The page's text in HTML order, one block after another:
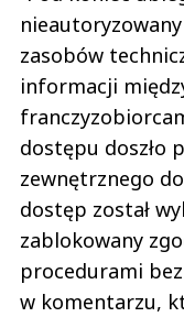
zasobów
informacji
dostępu doszło
zewnętrznego
dostęp został
zablokowany
procedurami
w komentarzu,